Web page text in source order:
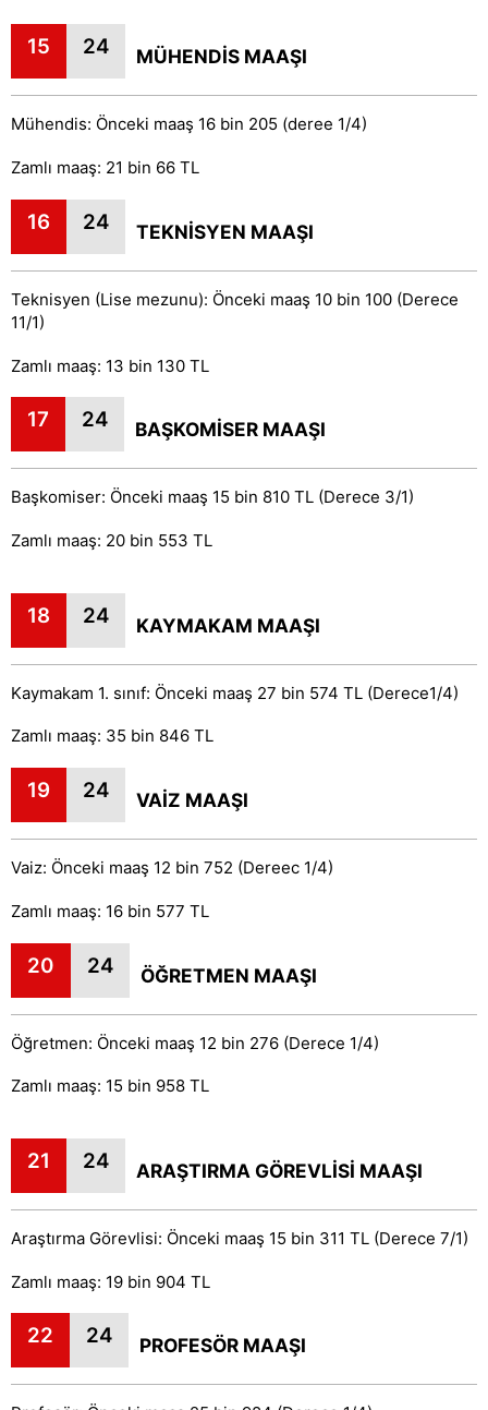
15 24 MÜHENDİS MAAŞI
Mühendis: Önceki maaş 16 bin 205 (deree 1/4)
Zamlı maaş: 21 bin 66 TL
16 24 TEKNİSYEN MAAŞI
Teknisyen (Lise mezunu): Önceki maaş 10 bin 100 (Derece
11/1)
Zamlı maaş: 13 bin 130 TL
17 24 BAŞKOMİSER MAAŞI
Başkomiser: Önceki maaş 15 bin 810 TL (Derece 3/1)
Zamlı maaş: 20 bin 553 TL
18 24 KAYMAKAM MAAŞI
Kaymakam 1. sınıf: Önceki maaş 27 bin 574 TL (Derece1/4)
Zamlı maaş: 35 bin 846 TL
19 24 VAİZ MAAŞI
Vaiz: Önceki maaş 12 bin 752 (Dereec 1/4)
Zamlı maaş: 16 bin 577 TL
20 24 ÖĞRETMEN MAAŞI
Öğretmen: Önceki maaş 12 bin 276 (Derece 1/4)
Zamlı maaş: 15 bin 958 TL
21 24 ARAŞTIRMA GÖREVLİSİ MAAŞI
Araştırma Görevlisi: Önceki maaş 15 bin 311 TL (Derece 7/1)
Zamlı maaş: 19 bin 904 TL
22 24 PROFESÖR MAAŞI